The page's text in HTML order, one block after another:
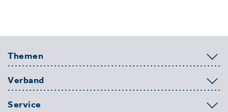
Themen
Verband
Service